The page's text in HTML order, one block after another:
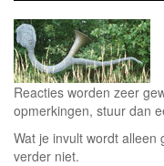
Reacties worden zeer
opmerkingen, stuur dan
Wat je invult wordt
verder niet.